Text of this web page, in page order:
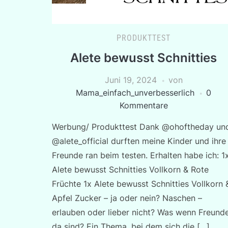
PRODUKTTEST
Alete bewusst Schnitties
Juni 19, 2024
von
Mama_einfach_unverbesserlich
0
Kommentare
Werbung/ Produkttest Dank @ohoftheday
@alete_official durften meine Kinder und ihre
Freunde ran beim testen. Erhalten habe ich:
Alete bewusst Schnitties Vollkorn & Rote
Früchte 1x Alete bewusst Schnitties Vollkorn
Apfel Zucker – ja oder nein? Naschen –
erlauben oder lieber nicht? Was wenn